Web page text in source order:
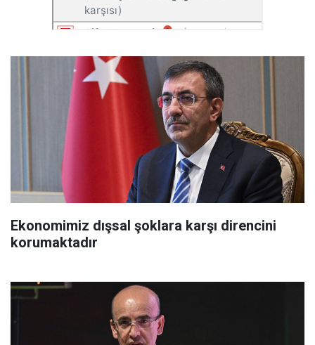
Ekonomimiz dışsal şoklara karşı direncini
korumaktadır